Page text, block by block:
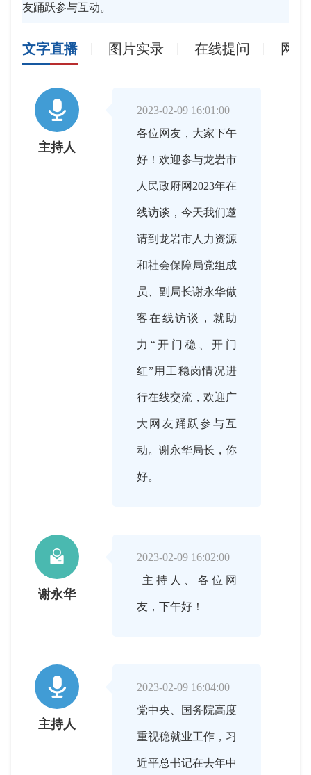
友踊跃参与互动。
文字直播 图片实录 在线提问 网

主持人
2023-02-09 16:01:00
各位网友，大家下午
好！欢迎参与龙岩市
人民政府网2023年在
线访谈，今天我们邀
请到龙岩市人力资源
和社会保障局党组成
员、副局长谢永华做
客在线访谈，就助
力“开门稳、开门
红”用工稳岗情况进
行在线交流，欢迎广
大网友踊跃参与互
动。谢永华局长，你
好。

谢永华
2023-02-09 16:02:00
主持人、各位网
友，下午好！

主持人
2023-02-09 16:04:00
党中央、国务院高度
重视稳就业工作，习
近平总书记在去年中